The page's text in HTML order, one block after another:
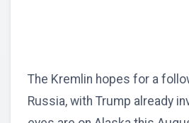
The Kremlin hopes for a
Russia, with Trump already